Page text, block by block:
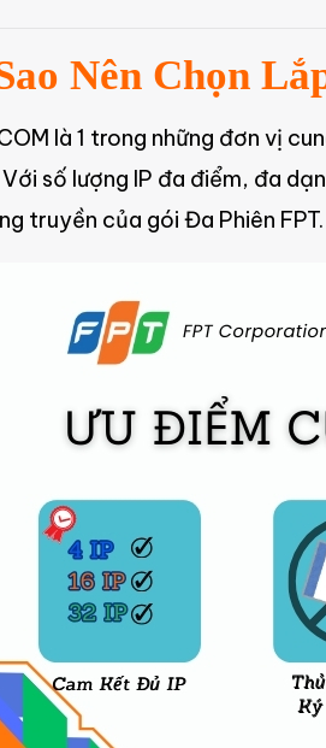
Nên Chọn
là 1 trong những đơn vị
số lượng IP đa điểm, đa
truyền của gói Đa Phiên FPT.